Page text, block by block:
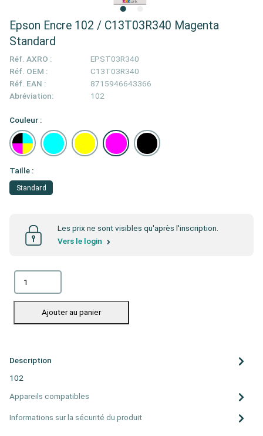
Epson Encre 102 / C13T03R340 Magenta
Standard
Réf. AXRO :
EPST03R340
Réf. OEM :
C13T03R340
Réf. EAN :
8715946643366
Abréviation:
102
Couleur :
Taille :
Standard
Les prix ne sont visibles qu'après l'inscription.
Vers le login
Ajouter au panier
Description
102
Appareils compatibles
Informations sur la sécurité du produit